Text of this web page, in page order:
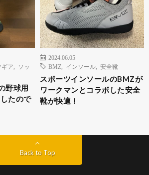
ギア
ソッ
野球用
たので
2024.06.05
BMZ
インソール 安全靴
スポーツインソールのBMZが
ワークマンとコラボした安全
靴が快適！
Back to Top